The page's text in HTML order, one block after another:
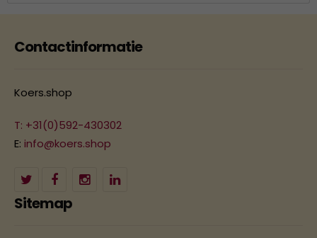
Contactinformatie
Koers.shop
T: +31(0)592-430302
E: info@koers.shop
Sitemap